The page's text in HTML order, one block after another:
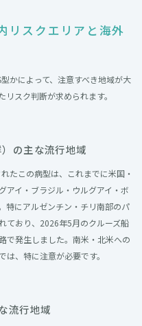
リスクエリアと海外
かによって、注意すべき地域が大
スク判断が求められます。
の主な流行地域
たこの病型は、これまでに米国・
アイ・ブラジル・ウルグアイ・ボ
特にアルゼンチン・チリ南部のパ
ており、2026年5月のクルーズ船
で発生しました。南米・北米への
、特に注意が必要です。
流行地域